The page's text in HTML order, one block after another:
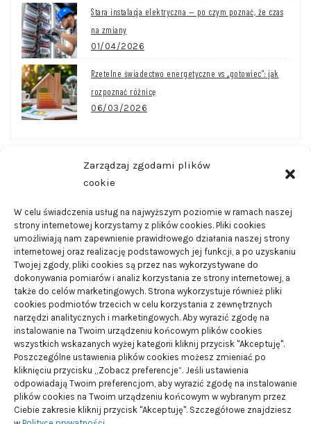
Zarządzaj zgodami plików
cookie
W celu świadczenia usług na najwyższym poziomie w ramach naszej
strony internetowej korzystamy z plików cookies. Pliki cookies
umożliwiają nam zapewnienie prawidłowego działania naszej strony
internetowej oraz realizację podstawowych jej funkcji, a po uzyskaniu
Twojej zgody, pliki cookies są przez nas wykorzystywane do
dokonywania pomiarów i analiz korzystania ze strony internetowej, a
także do celów marketingowych. Strona wykorzystuje również pliki
cookies podmiotów trzecich w celu korzystania z zewnętrznych
narzędzi analitycznych i marketingowych. Aby wyrazić zgodę na
instalowanie na Twoim urządzeniu końcowym plików cookies
wszystkich wskazanych wyżej kategorii kliknij przycisk "Akceptuję".
Poszczególne ustawienia plików cookies możesz zmieniać po
kliknięciu przycisku „Zobacz preferencje”. Jeśli ustawienia
odpowiadają Twoim preferencjom, aby wyrazić zgodę na instalowanie
plików cookies na Twoim urządzeniu końcowym w wybranym przez
Ciebie zakresie kliknij przycisk "Akceptuję". Szczegółowe znajdziesz
Stara instalacja elektryczna — po czym poznać, że czas
na zmiany
01/04/2026
Rzetelne świadectwo energetyczne vs „gotowiec”: jak
rozpoznać różnicę
06/03/2026
CZĘSTO CZYTANE
Wanny wychwytowe – do czego są one wykorzystywane
21/08/2024
Smart domy – czym są i jakie posiadają zalety
01/02/2024
Dlaczego warto pomyśleć o budowie instalacji na
płynny gaz
19/08/2024